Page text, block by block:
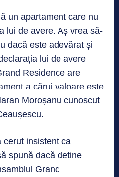
un apartament care nu
lui de avere. Aș vrea să-
dacă este adevărat și
lui de avere
Residence are
a cărui valoare este
Moroșanu cunoscut
cerut insistent ca
spună dacă deține
Grand